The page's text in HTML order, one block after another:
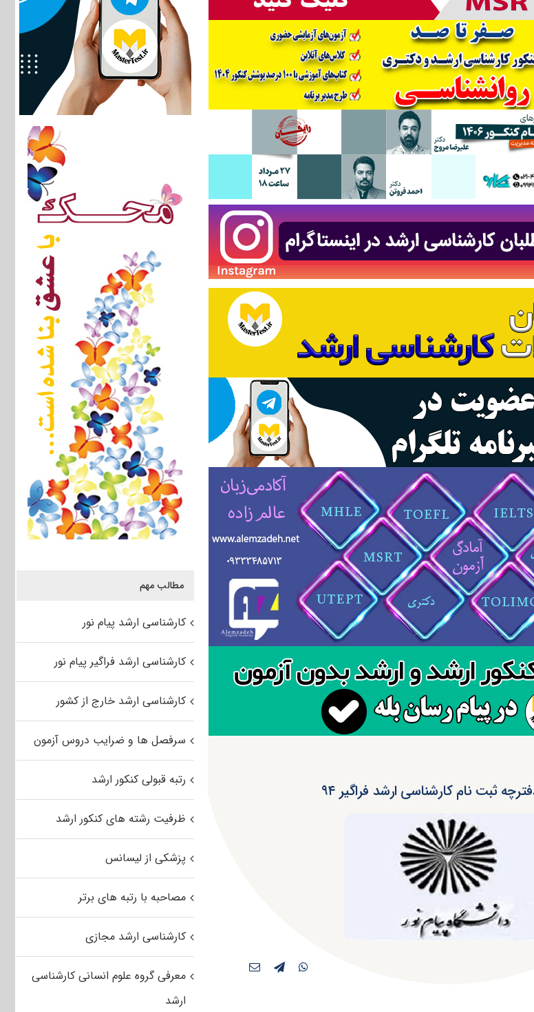
ثبت نام کارشناسی ارشد فراگیر ۹۴
مطالب مهم
کارشناسی ارشد پیام نور
کارشناسی ارشد فراگیر پیام نور
کارشناسی ارشد خارج از کشور
سرفصل ها و ضرایب دروس آزمون
رتبه قبولی کنکور ارشد
ظرفیت رشته های کنکور ارشد
پزشکی از لیسانس
مصاحبه با رتبه های برتر
کارشناسی ارشد مجازی
معرفی گروه علوم انسانی کارشناسی
ارشد